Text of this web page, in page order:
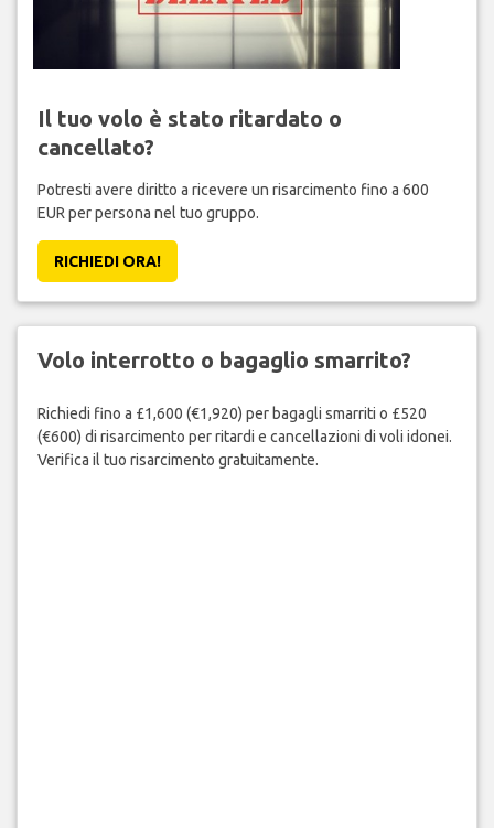
Il tuo volo è stato ritardato o
cancellato?
Potresti avere diritto a ricevere un risarcimento fino a 600
EUR per persona nel tuo gruppo.
RICHIEDI ORA!
Volo interrotto o bagaglio smarrito?
Richiedi fino a £1,600 (€1,920) per bagagli smarriti o £520
(€600) di risarcimento per ritardi e cancellazioni di voli idonei.
Verifica il tuo risarcimento gratuitamente.